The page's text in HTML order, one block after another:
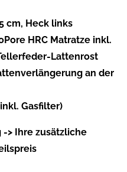
cm, Heck links
HRC Matratze inkl.
Lattenrost
an der
Gasfilter)
> Ihre zusätzliche